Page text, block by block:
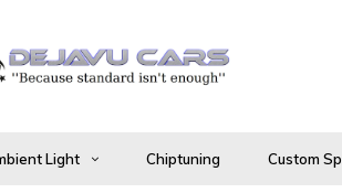
Light Chiptuning Custom